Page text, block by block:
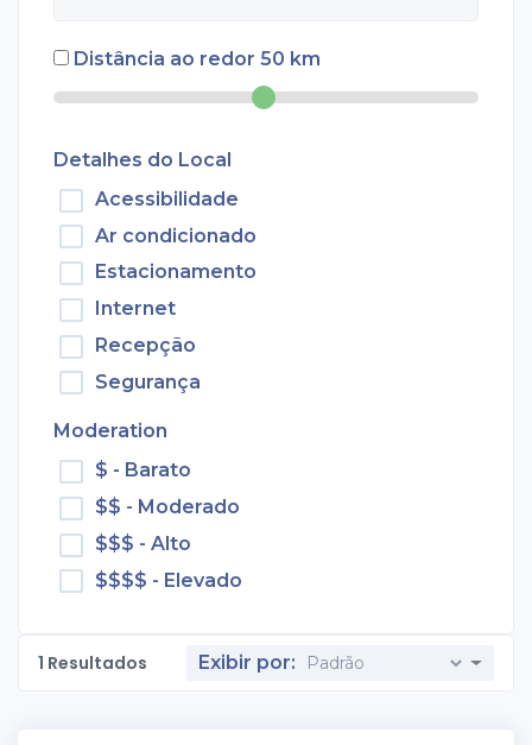
Distância ao redor 50 km
Detalhes do Local
Acessibilidade
Ar condicionado
Estacionamento
Internet
Recepção
Segurança
Moderation
$ - Barato
$$ - Moderado
$$$ - Alto
$$$$ - Elevado
1 Resultados Exibir por: